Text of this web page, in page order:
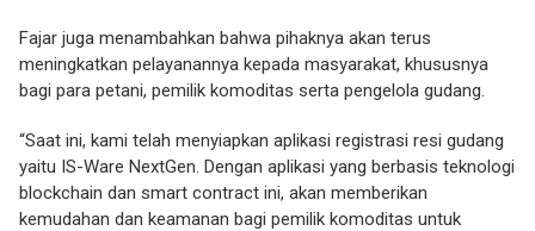
Fajar juga menambahkan bahwa pihaknya akan terus
meningkatkan pelayanannya kepada masyarakat, khususnya
bagi para petani, pemilik komoditas serta pengelola gudang.
“Saat ini, kami telah menyiapkan aplikasi registrasi resi gudang
yaitu IS-Ware NextGen. Dengan aplikasi yang berbasis teknologi
blockchain dan smart contract ini, akan memberikan
kemudahan dan keamanan bagi pemilik komoditas untuk